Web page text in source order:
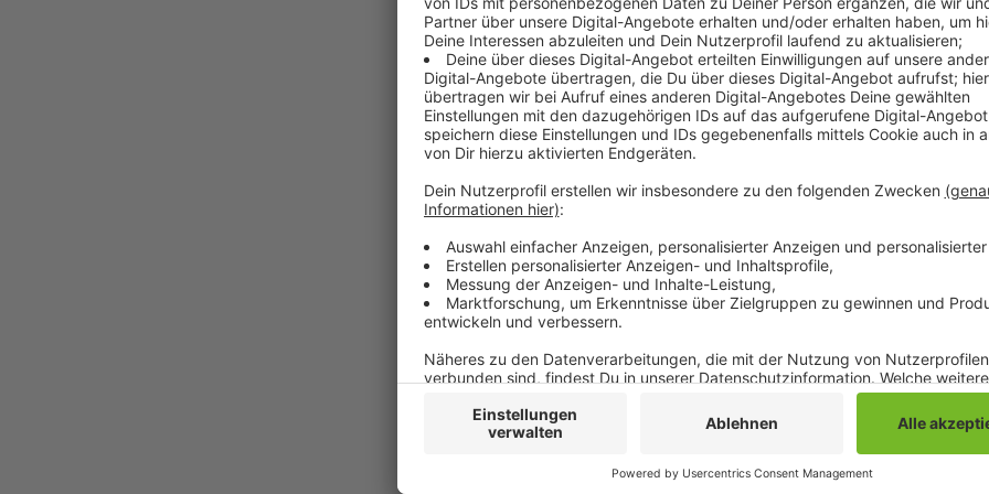
kalten Temperaturen konmt jetzt auch noch die
schwerer macht.
Anzeige
RADIO 90,1 | Beitrag zum
Obdachlose trauen sich
Notunterkünfte
Anzeige